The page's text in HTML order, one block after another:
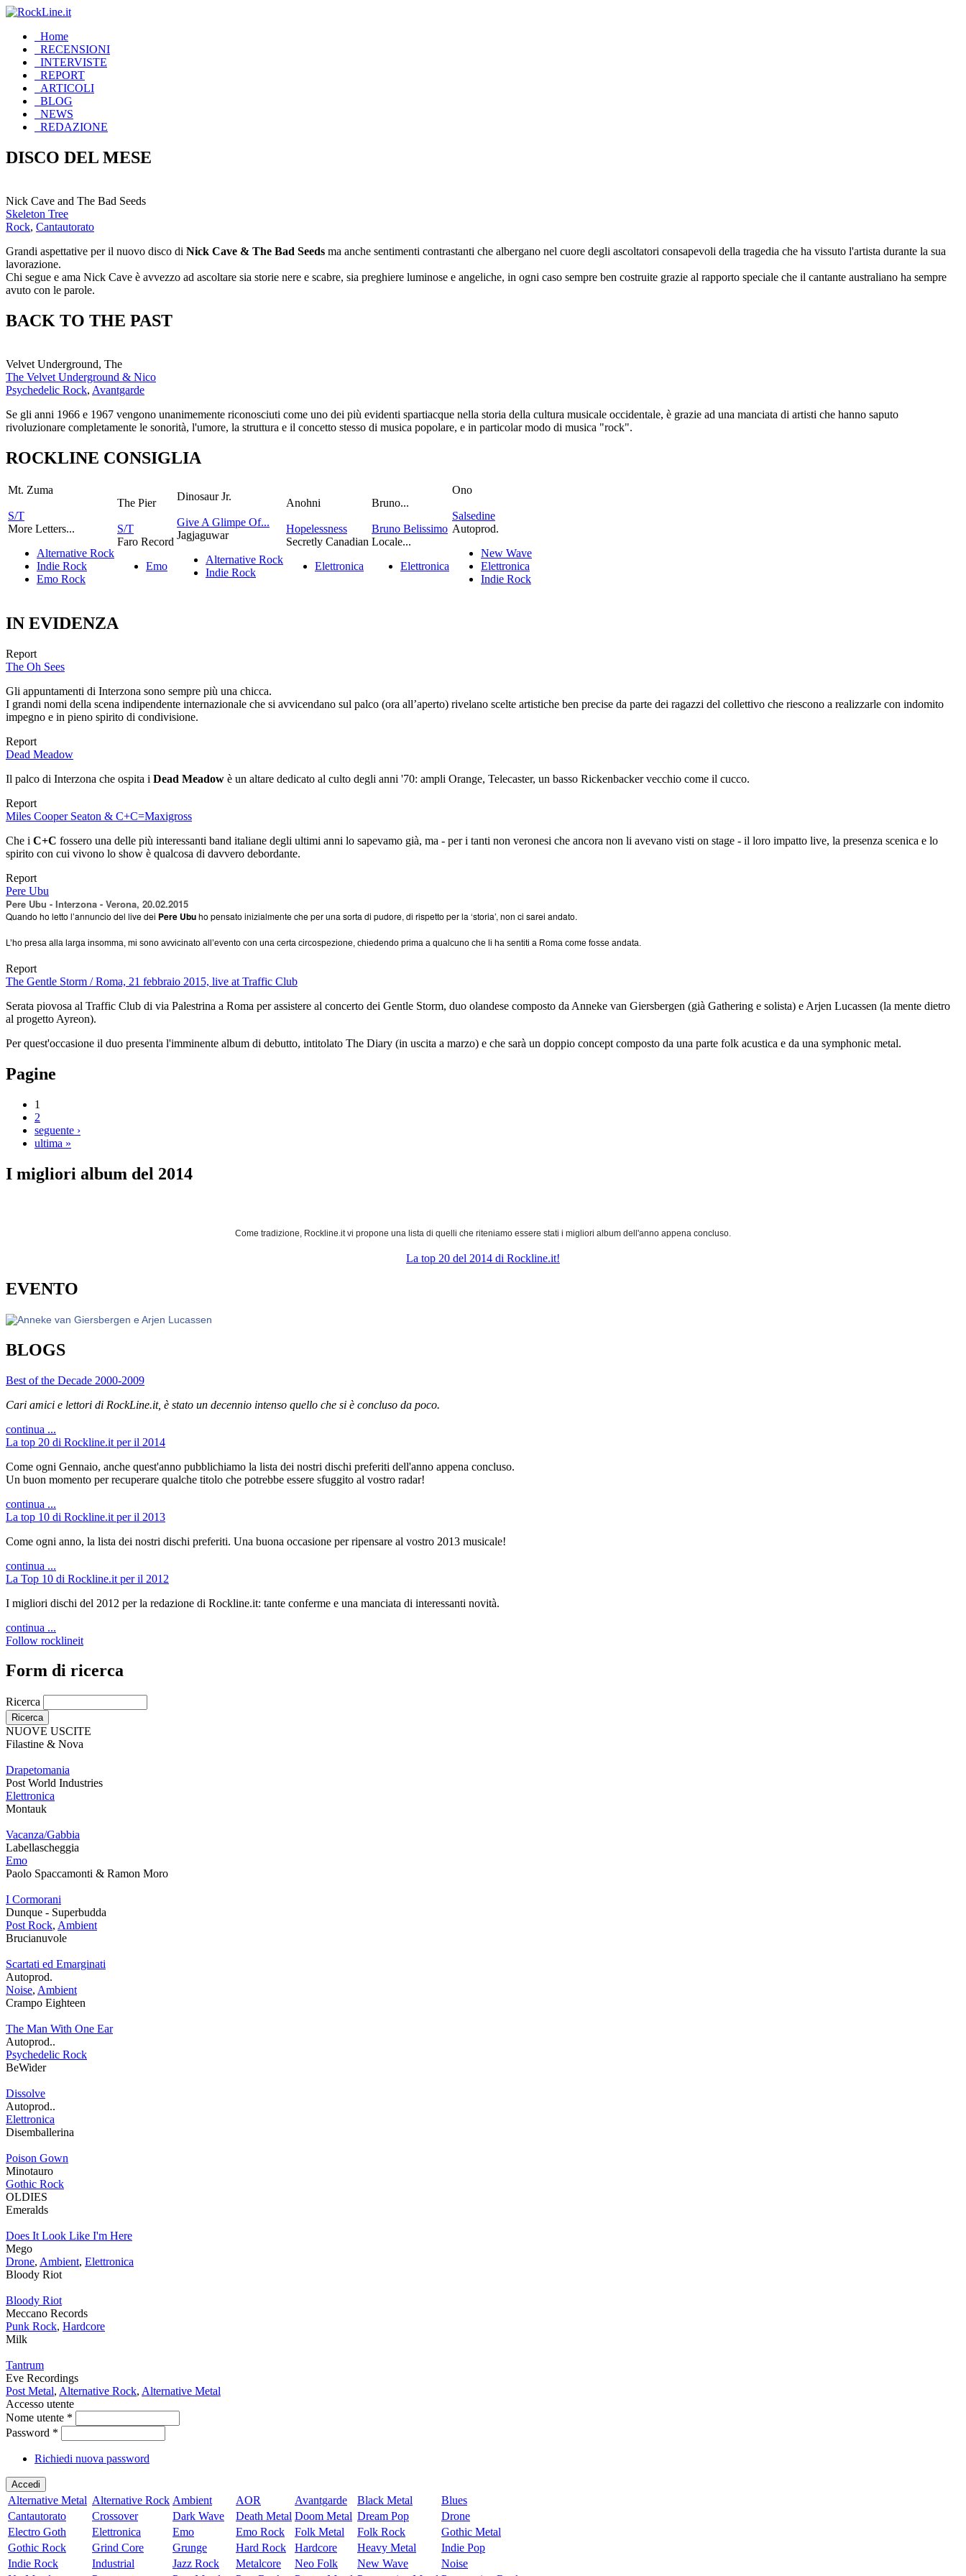
Home
RECENSIONI
INTERVISTE
REPORT
ARTICOLI
BLOG
NEWS
REDAZIONE
DISCO DEL MESE
Nick Cave and The Bad Seeds
Skeleton Tree
Rock, Cantautorato
Grandi aspettative per il nuovo disco di Nick Cave & The Bad Seeds ma anche sentimenti contrastanti che albergano nel cuore degli ascoltatori consapevoli della tragedia che ha vissuto l'artista durante la sua
lavorazione.
Chi segue e ama Nick Cave è avvezzo ad ascoltare sia storie nere e scabre, sia preghiere luminose e angeliche, in ogni caso sempre ben costruite grazie al rapporto speciale che il cantante australiano ha sempre
avuto con le parole.
BACK TO THE PAST
Velvet Underground, The
The Velvet Underground & Nico
Psychedelic Rock, Avantgarde
Se gli anni 1966 e 1967 vengono unanimemente riconosciuti come uno dei più evidenti spartiacque nella storia della cultura musicale occidentale, è grazie ad una manciata di artisti che hanno saputo
rivoluzionare completamente le sonorità, l'umore, la struttura e il concetto stesso di musica popolare, e in particolar modo di musica "rock".
ROCKLINE CONSIGLIA
Mt. Zuma
S/T
More Letters...
Alternative Rock
Indie Rock
Emo Rock
The Pier
S/T
Faro Record
Emo
Dinosaur Jr.
Give A Glimpe Of...
Jagjaguwar
Alternative Rock
Indie Rock
Anohni
Hopelessness
Secretly Canadian
Elettronica
Bruno...
Bruno Belissimo
Locale...
Elettronica
Ono
Salsedine
Autoprod.
New Wave
Elettronica
Indie Rock
IN EVIDENZA
Report
The Oh Sees
Gli appuntamenti di Interzona sono sempre più una chicca.
I grandi nomi della scena indipendente internazionale che si avvicendano sul palco (ora all’aperto) rivelano scelte artistiche ben precise da parte dei ragazzi del collettivo che riescono a realizzarle con indomito
impegno e in pieno spirito di condivisione.
Report
Dead Meadow
Il palco di Interzona che ospita i Dead Meadow è un altare dedicato al culto degli anni '70: ampli Orange, Telecaster, un basso Rickenbacker vecchio come il cucco.
Report
Miles Cooper Seaton & C+C=Maxigross
Che i C+C fossero una delle più interessanti band italiane degli ultimi anni lo sapevamo già, ma - per i tanti non veronesi che ancora non li avevano visti on stage - il loro impatto live, la presenza scenica e lo
spirito con cui vivono lo show è qualcosa di davvero debordante.
Report
Pere Ubu
Pere Ubu - Interzona - Verona, 20.02.2015
Quando ho letto l’annuncio del live dei Pere Ubuho pensato inizialmente che per una sorta di pudore, di rispetto per la ‘storia’, non ci sarei andato.
L’ho presa alla larga insomma, mi sono avvicinato all’evento con una certa circospezione, chiedendo prima a qualcuno che li ha sentiti a Roma come fosse andata.
Report
The Gentle Storm / Roma, 21 febbraio 2015, live at Traffic Club
Serata piovosa al Traffic Club di via Palestrina a Roma per assistere al concerto dei Gentle Storm, duo olandese composto da Anneke van Giersbergen (già Gathering e solista) e Arjen Lucassen (la mente dietro
al progetto Ayreon).
Per quest'occasione il duo presenta l'imminente album di debutto, intitolato The Diary (in uscita a marzo) e che sarà un doppio concept composto da una parte folk acustica e da una symphonic metal.
Pagine
1
2
seguente ›
ultima »
I migliori album del 2014
Come tradizione, Rockline.it vi propone una lista di quelli che riteniamo essere stati i migliori album dell'anno appena concluso.
La top 20 del 2014 di Rockline.it!
EVENTO
BLOGS
Best of the Decade 2000-2009
Cari amici e lettori di RockLine.it, è stato un decennio intenso quello che si è concluso da poco.
continua ...
La top 20 di Rockline.it per il 2014
Come ogni Gennaio, anche quest'anno pubblichiamo la lista dei nostri dischi preferiti dell'anno appena concluso.
Un buon momento per recuperare qualche titolo che potrebbe essere sfuggito al vostro radar!
continua ...
La top 10 di Rockline.it per il 2013
Come ogni anno, la lista dei nostri dischi preferiti. Una buona occasione per ripensare al vostro 2013 musicale!
continua ...
La Top 10 di Rockline.it per il 2012
I migliori dischi del 2012 per la redazione di Rockline.it: tante conferme e una manciata di interessanti novità.
continua ...
Follow rocklineit
Form di ricerca
Ricerca
NUOVE USCITE
Filastine & Nova
Drapetomania
Post World Industries
Elettronica
Montauk
Vacanza/Gabbia
Labellascheggia
Emo
Paolo Spaccamonti & Ramon Moro
I Cormorani
Dunque - Superbudda
Post Rock, Ambient
Brucianuvole
Scartati ed Emarginati
Autoprod.
Noise, Ambient
Crampo Eighteen
The Man With One Ear
Autoprod..
Psychedelic Rock
BeWider
Dissolve
Autoprod..
Elettronica
Disemballerina
Poison Gown
Minotauro
Gothic Rock
OLDIES
Emeralds
Does It Look Like I'm Here
Mego
Drone, Ambient, Elettronica
Bloody Riot
Bloody Riot
Meccano Records
Punk Rock, Hardcore
Milk
Tantrum
Eve Recordings
Post Metal, Alternative Rock, Alternative Metal
Accesso utente
Nome utente *
Password *
Richiedi nuova password
Alternative Metal Alternative Rock Ambient AOR Avantgarde Black Metal
Blues
Cantautorato
Crossover Dark Wave Death Metal Doom Metal Dream Pop
Drone
Electro Goth
Elettronica Emo Emo Rock Folk Metal Folk Rock
Gothic Metal
Gothic Rock
Grind Core Grunge Hard Rock Hardcore Heavy Metal
Indie Pop
Indie Rock
Industrial Jazz Rock Metalcore Neo Folk New Wave
Noise